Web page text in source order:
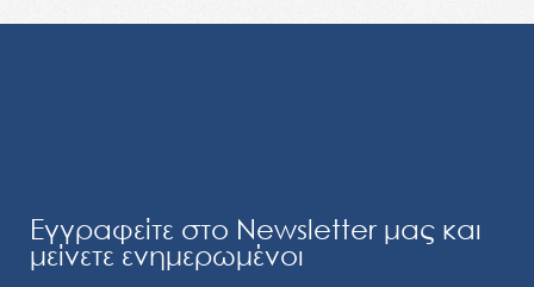
Εγγραφείτε στο Newsletter μας και
μείνετε ενημερωμένοι